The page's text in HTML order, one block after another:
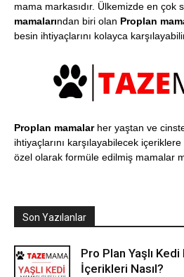
mama markasıdır. Ülkemizde en çok
mamalarından biri olan Proplan
besin ihtiyaçlarını kolayca
Proplan mamalarher yaştan ve
ihtiyaçlarını karşılayabilecek
özel olarak formüle edilmiş mamalar
Son Yazılanlar
Pro Plan Yaşlı
İçerikleri Nasıl?